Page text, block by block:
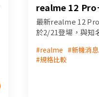
realme 12
知名精品名錶
作，詳細規格、
訊，即將於2/
最新realme 12
於2/21登場，與知
頭，將是本次最大
內容米可報報快速
手機優惠 #規格比
#realme #新機消息
#規格比較